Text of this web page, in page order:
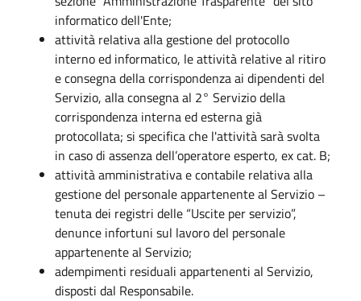
informatico dell'Ente;
attività relativa alla gestione del protocollo
interno ed informatico, le attività relative al ritiro
e consegna della corrispondenza ai dipendenti del
Servizio, alla consegna al 2° Servizio della
corrispondenza interna ed esterna già
protocollata; si specifica che l'attività sarà svolta
in caso di assenza dell’operatore esperto, ex cat. B;
attività amministrativa e contabile relativa alla
gestione del personale appartenente al Servizio –
tenuta dei registri delle “Uscite per servizio”,
denunce infortuni sul lavoro del personale
appartenente al Servizio;
adempimenti residuali appartenenti al Servizio,
disposti dal Responsabile.